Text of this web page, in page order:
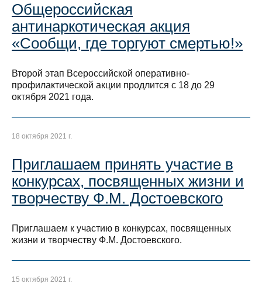
Общероссийская
антинаркотическая акция
«Сообщи, где торгуют смертью!»
Второй этап Всероссийской оперативно-
профилактической акции продлится с 18 до 29
октября 2021 года.
18 октября 2021 г.
Приглашаем принять участие в
конкурсах, посвященных жизни и
творчеству Ф.М. Достоевского
Приглашаем к участию в конкурсах, посвященных
жизни и творчеству Ф.М. Достоевского.
15 октября 2021 г.